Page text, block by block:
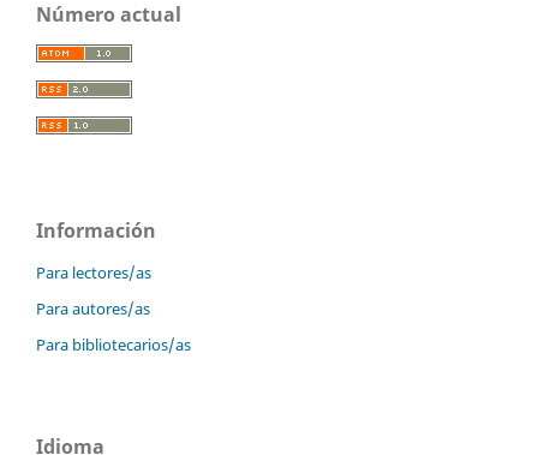
Número actual
Información
Para lectores/as
Para autores/as
Para bibliotecarios/as
Idioma